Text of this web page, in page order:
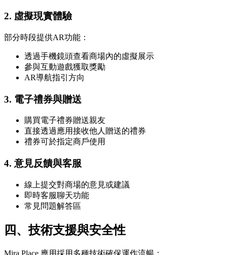
2. 虛擬現實體驗
部分時段提供AR功能：
透過手機鏡頭查看商場內的虛擬展示
參與互動遊戲獲取獎勵
AR導航指引方向
3. 電子禮券與贈送
購買電子禮券贈送親友
直接透過應用接收他人贈送的禮券
禮券可於指定商戶使用
4. 意見反饋與客服
線上提交對商場的意見或建議
即時客服聊天功能
常見問題解答區
四、技術支援與安全性
Mira Place 應用採用多種技術確保運作流暢：